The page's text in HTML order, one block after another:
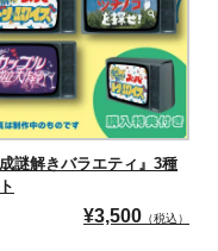
成謎解きバラエティ』3種
¥3,500 （税込）